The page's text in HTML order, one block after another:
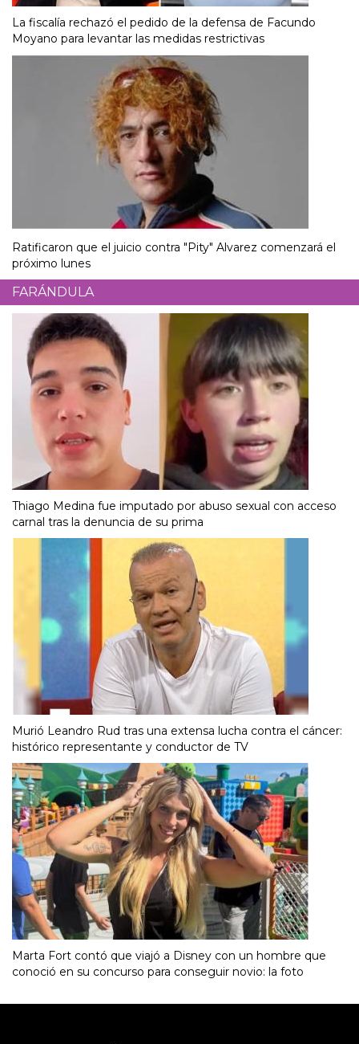
La fiscalía rechazó el pedido de la defensa de Facundo
Moyano para levantar las medidas restrictivas
Ratificaron que el juicio contra "Pity" Alvarez comenzará el
próximo lunes
FARÁNDULA
Thiago Medina fue imputado por abuso sexual con acceso
carnal tras la denuncia de su prima
Murió Leandro Rud tras una extensa lucha contra el cáncer:
histórico representante y conductor de TV
Marta Fort contó que viajó a Disney con un hombre que
conoció en su concurso para conseguir novio: la foto